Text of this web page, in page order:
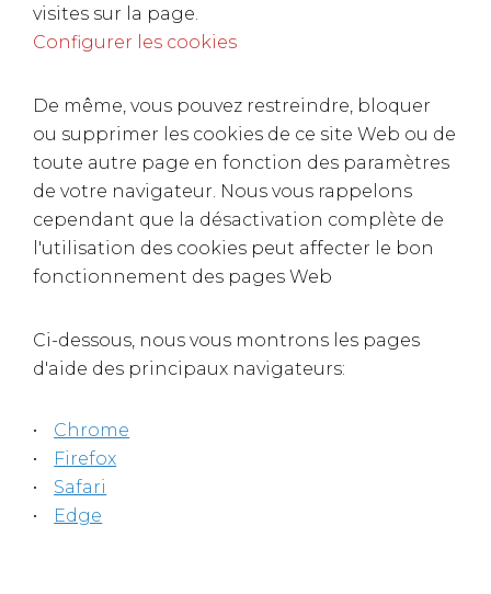
visites sur la page.
Configurer les cookies
De même, vous pouvez restreindre, bloquer
ou supprimer les cookies de ce site Web ou de
toute autre page en fonction des paramètres
de votre navigateur. Nous vous rappelons
cependant que la désactivation complète de
l'utilisation des cookies peut affecter le bon
fonctionnement des pages Web
Ci-dessous, nous vous montrons les pages
d'aide des principaux navigateurs:
Chrome
Firefox
Safari
Edge